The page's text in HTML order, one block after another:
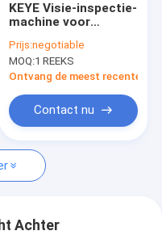
KEYE Visie-inspectie-
machine voor
Prijs:negotiable
MOQ:1 REEKS
Ontvang de meest recente
Contact nu
Achter